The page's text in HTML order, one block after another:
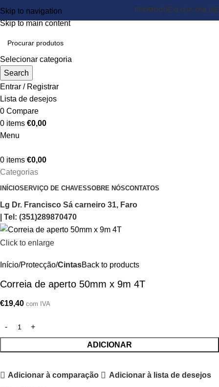
Skip to navigation
Skip to main content
PROMOÇÕES LOJA ONLINE
Selecionar categoria
Search
Entrar / Registrar
Lista de desejos
0 Compare
0 items €0,00
Menu
0 items €0,00
Categorias
INÍCIOSERVIÇO DE CHAVESSOBRE NÓSCONTATOS
Lg Dr. Francisco Sá carneiro 31, Faro
| Tel: (351)289870470
Click to enlarge
Início Protecção CintasBack to products
Correia de aperto 50mm x 9m 4T
€19,40 com IVA
ADICIONAR
Adicionar à comparação Adicionar à lista de desejos